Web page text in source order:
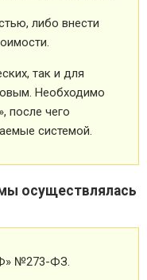
либо внести
так и для
Необходимо
после чего
системой.
осуществлялась
№273-ФЗ.